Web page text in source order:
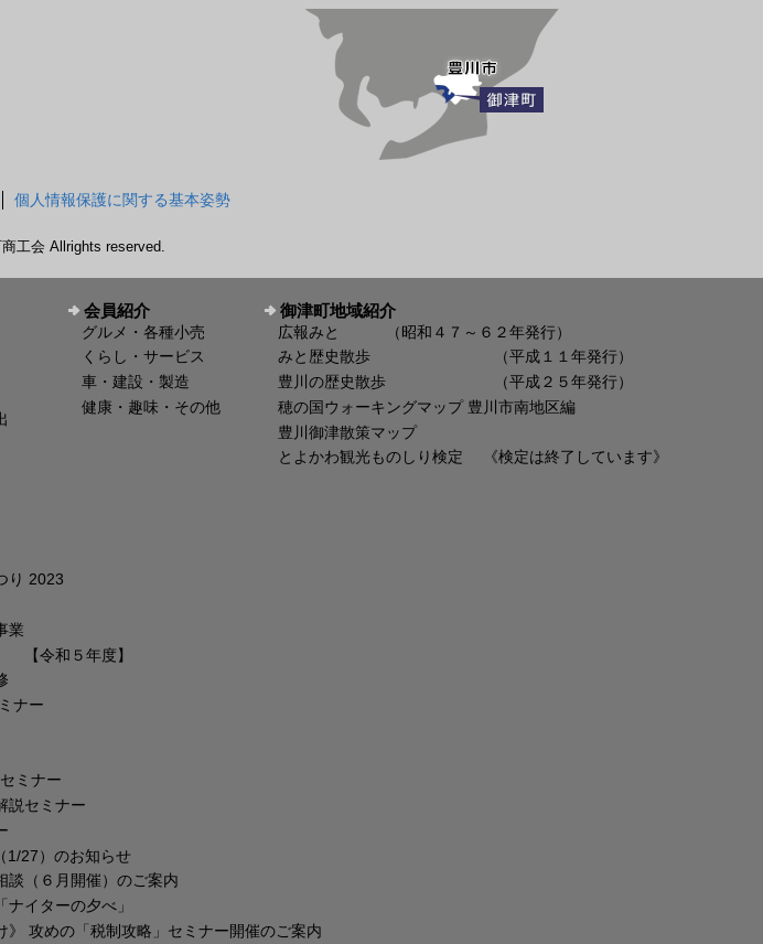
個人情報保護に関する基本姿勢
工会 Allrights reserved.
会員紹介
グルメ・各種小売
くらし・サービス
車・建設・製造
健康・趣味・その他
御津町地域紹介
広報みと （昭和４７～６２年発行）
みと歴史散歩 （平成１１年発行）
豊川の歴史散歩 （平成２５年発行）
穂の国ウォーキングマップ 豊川市南地区編
豊川御津散策マップ
とよかわ観光ものしり検定 《検定は終了しています》
り 2023
業
【令和５年度】
ナー
ミナー
説セミナー
1/27）のお知らせ
談（６月開催）のご案内
イターの夕べ」
》 攻めの「税制攻略」セミナー開催のご案内